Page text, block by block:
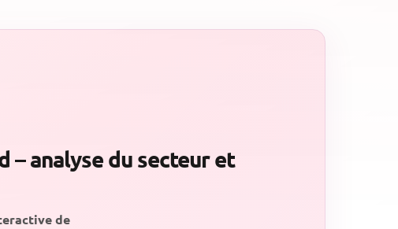
– analyse du secteur et
de